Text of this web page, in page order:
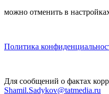
можно отменить в
Политика
Для сообщений о фактах
Shamil.Sadykov@tatmedia.ru